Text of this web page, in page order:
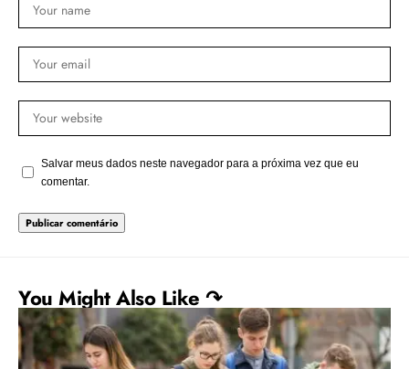
Salvar meus dados neste navegador para a próxima vez que eu
comentar.
You Might Also Like ↷